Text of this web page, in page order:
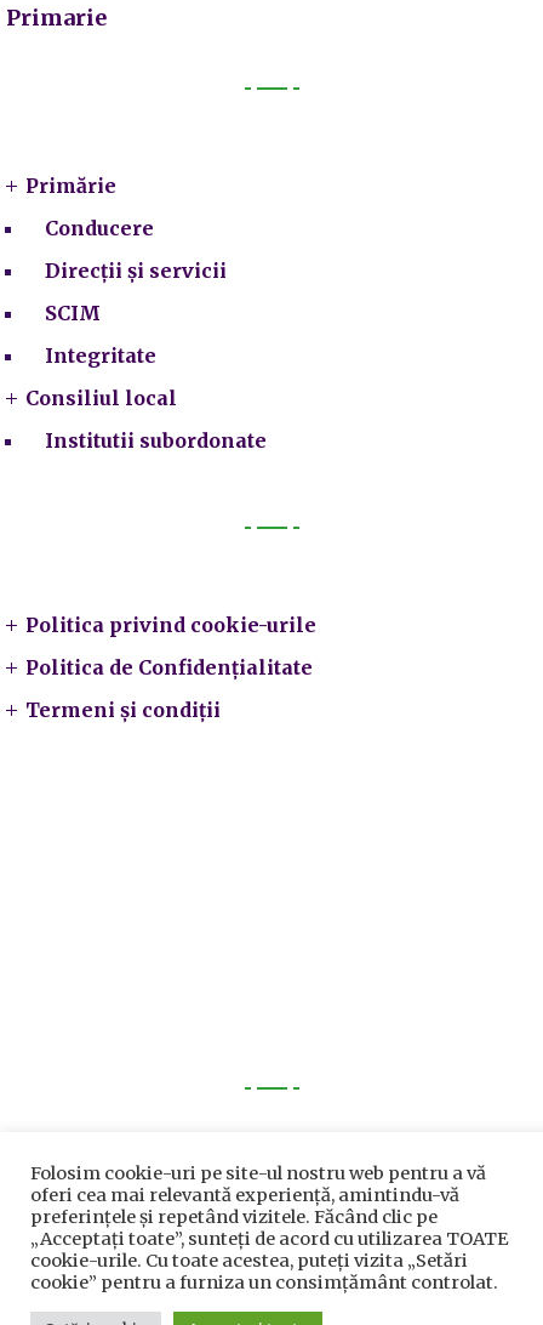
Primarie
Primărie
Conducere
Direcții și servicii
SCIM
Integritate
Consiliul local
Institutii subordonate
Politica privind cookie-urile
Politica de Confidențialitate
Termeni și condiții
Utile
Telefoane utile
Acte Necesare/Ghid
Folosim cookie-uri pe site-ul nostru web pentru a vă
oferi cea mai relevantă experiență, amintindu-vă
preferințele și repetând vizitele. Făcând clic pe
„Acceptați toate”, sunteți de acord cu utilizarea TOATE
cookie-urile. Cu toate acestea, puteți vizita „Setări
cookie” pentru a furniza un consimțământ controlat.